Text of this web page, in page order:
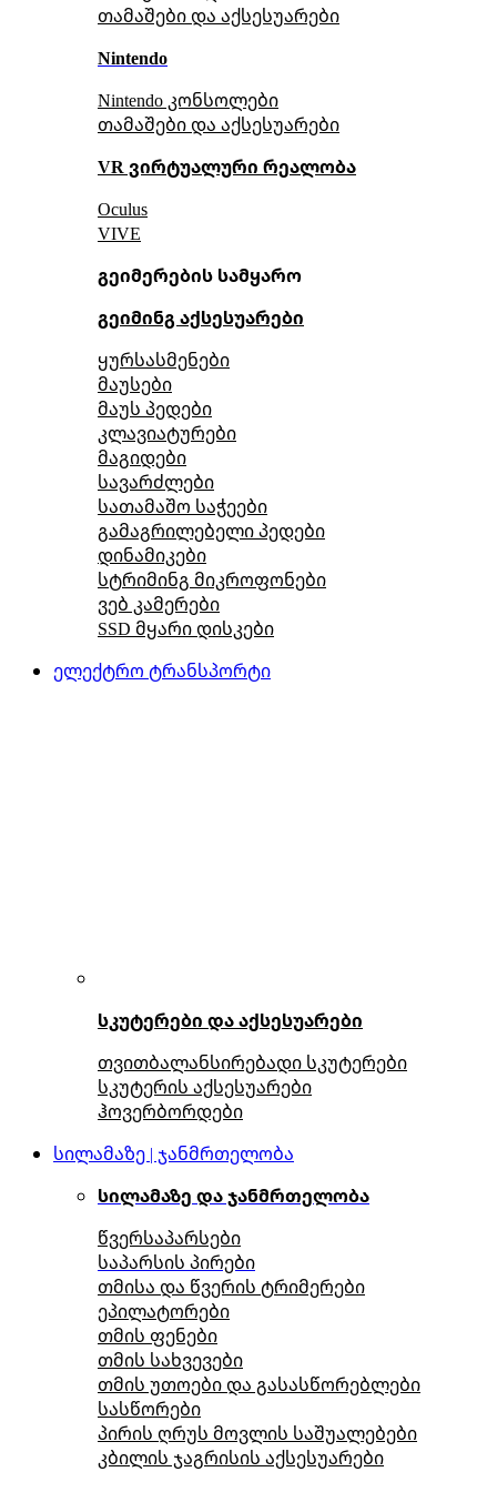
თამაშები და აქსესუარები
Nintendo
Nintendo კონსოლები
თამაშები და აქსესუარები
VR ვირტუალური რეალობა
Oculus
VIVE
გეიმერების სამყარო
გეიმინგ აქსესუარები
ყურსასმენები
მაუსები
მაუს პედები
კლავიატურები
მაგიდები
სავარძლები
სათამაშო საჭეები
გამაგრილებელი პედები
დინამიკები
სტრიმინგ მიკროფონები
ვებ კამერები
SSD მყარი დისკები
ელექტრო ტრანსპორტი
სკუტერები და აქსესუარები
თვითბალანსირებადი სკუტერები
სკუტერის აქსესუარები
ჰოვერბორდები
სილამაზე | ჯანმრთელობა
სილამაზე და ჯანმრთელობა
წვერსაპარსები
საპარსის პირები
თმისა და წვერის ტრიმერები
ეპილატორები
თმის ფენები
თმის სახვევები
თმის უთოები და გასასწორებლები
სასწორები
პირის ღრუს მოვლის საშუალებები
კბილის ჯაგრისის აქსესუარები